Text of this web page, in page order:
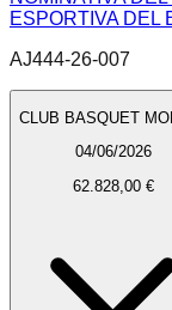
ESPORTIVA DEL
AJ444-26-007
CLUB BASQUET
04/06/2026
62.828,00 €